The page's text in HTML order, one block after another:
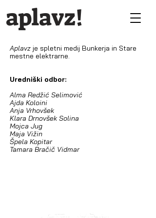
aplavz!
Uredniški odbor:
Alma Redžić Selimović
Ajda Koloini
Anja Vrhovšek
Klara Drnovšek Solina
Mojca Jug
Maja Vižin
Špela Kopitar
Tamara Bračič Vidmar
Aplavz je spletni medij Bunkerja in Stare
mestne elektrarne.